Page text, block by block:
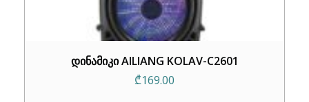
დინამიკი AILIANG KOLAV-C2601
₾169.00